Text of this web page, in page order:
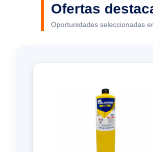
Ofertas
Oportunidades seleccionadas